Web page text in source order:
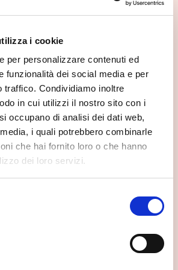
i cookie
per personalizzare contenuti ed
funzionalità dei social media e per
traffico. Condividiamo inoltre
in cui utilizzi il nostro sito con i
occupano di analisi dei dati web,
i quali potrebbero combinarle
che hai fornito loro o che hanno
dei loro servizi.